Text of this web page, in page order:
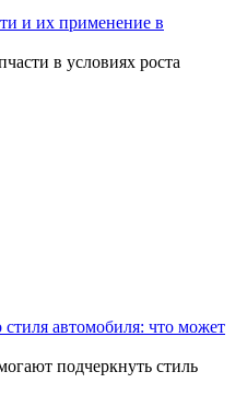
и их применение в
в условиях роста
автомобиля: что может
подчеркнуть стиль